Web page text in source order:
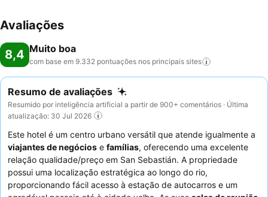
Avaliações
8,4 Muito boa
com base em 9.332 pontuações nos principais sites
Resumo de avaliações
Resumido por inteligência artificial a partir de 900+ comentários · Última
atualização: 30 Jul 2026
Este hotel é um centro urbano versátil que atende igualmente a
viajantes de negócios e famílias, oferecendo uma excelente
relação qualidade/preço em San Sebastián. A propriedade
possui uma localização estratégica ao longo do rio,
proporcionando fácil acesso à estação de autocarros e um